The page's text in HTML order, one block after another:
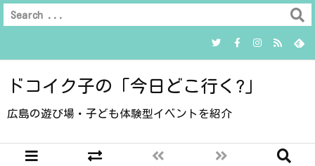
ドコイク子の「今日どこ行く?」
広島の遊び場・子ども体験型イベントを紹介